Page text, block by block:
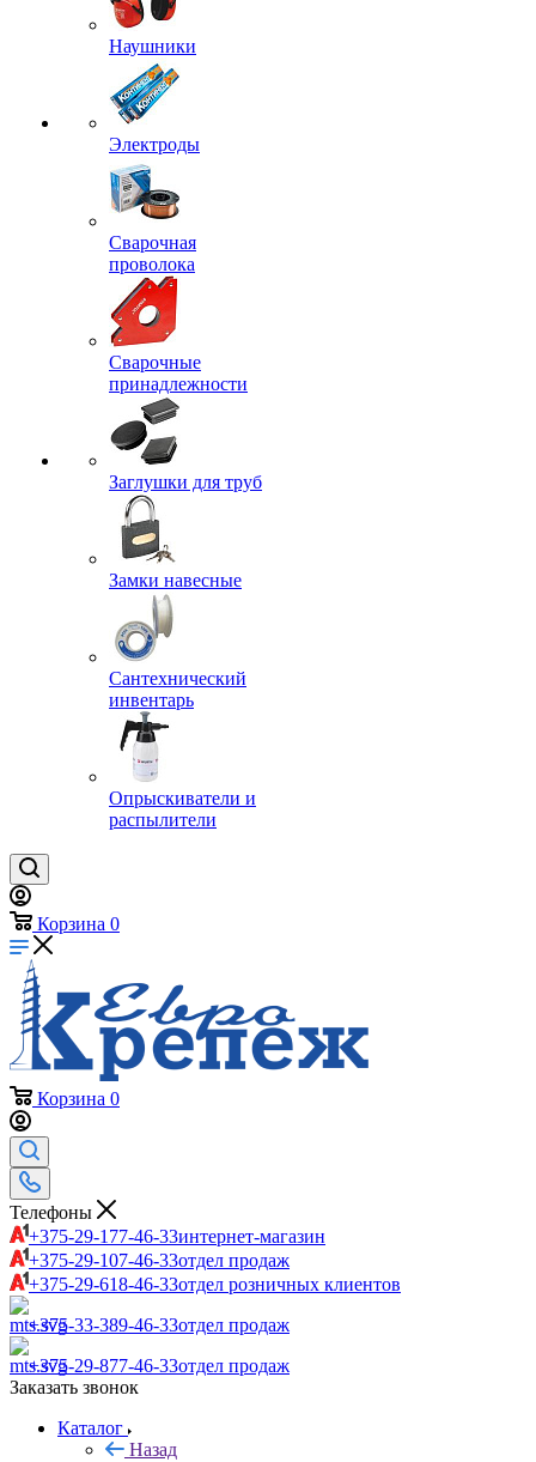
Наушники
Электроды
Сварочная
проволока
Сварочные
принадлежности
Заглушки для труб
Замки навесные
Сантехнический
инвентарь
Опрыскиватели и
распылители
Корзина 0
Корзина 0
Телефоны
+375-29-177-46-33интернет-магазин
+375-29-107-46-33отдел продаж
+375-29-618-46-33отдел розничных клиентов
+375-33-389-46-33отдел продаж
+375-29-877-46-33отдел продаж
Заказать звонок
Каталог
Назад